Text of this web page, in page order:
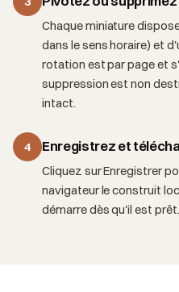
Chaque miniature
dans le sens horaire) et
rotation est par page et
suppression est non
intact.
4 Enregistrez et
Cliquez sur Enregistrer
navigateur le construit
démarre dès qu'il est prêt.